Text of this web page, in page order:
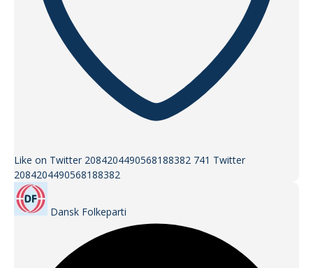
Like on Twitter 2084204490568188382 741 Twitter
2084204490568188382
Dansk Folkeparti